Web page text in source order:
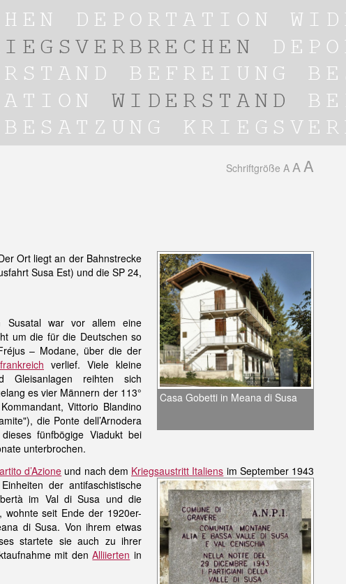
Schriftgröße A A A
Casa Gobetti in Meana di Susa
Ort liegt an der Bahnstrecke
Susa Est) und die SP 24,
Susatal war vor allem eine
um die für die Deutschen so
– Modane, über die der
verlief. Viele kleine
Gleisanlagen reihten sich
es vier Männern der 113°
Vittorio Blandino
die Ponte dell’Arnodera
fünfbögige Viadukt bei
unterbrochen.
d’Azione und nach dem Kriegsaustritt Italiens im September 1943
der antifaschistische
im Val di Susa und die
wohnte seit Ende der 1920er-
di Susa. Von ihrem etwas
startete sie auch zu ihrer
mit denAlliierten in